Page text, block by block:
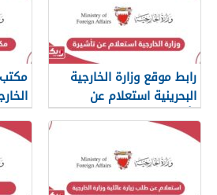
رابط موقع وزارة الخارجية
البحرينية استعلام عن
تأشيرة